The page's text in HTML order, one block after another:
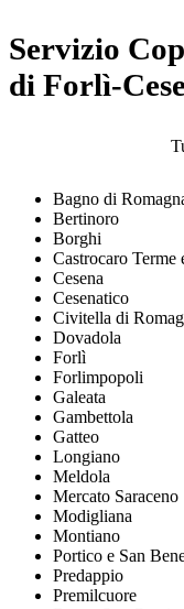
Servizio
di Forlì-
Bagno di
Bertinoro
Borghi
Castrocaro Terme
Cesena
Cesenatico
Civitella di
Dovadola
Forlì
Forlimpopoli
Galeata
Gambettola
Gatteo
Longiano
Meldola
Mercato Saraceno
Modigliana
Montiano
Portico e San
Predappio
Premilcuore